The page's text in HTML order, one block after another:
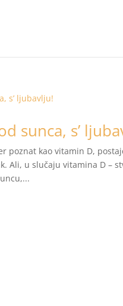
sunca, s’
poznat kao vitamin D,
Ali, u slučaju vitamina D –